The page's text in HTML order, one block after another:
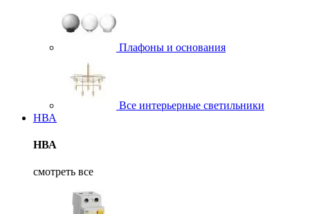
Плафоны и основания
Все интерьерные светильники
НВА
НВА
смотреть все